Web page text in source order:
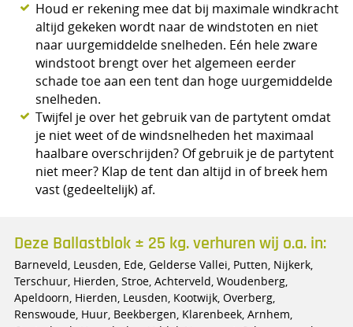
Houd er rekening mee dat bij maximale windkracht
altijd gekeken wordt naar de windstoten en niet
naar uurgemiddelde snelheden. Eén hele zware
windstoot brengt over het algemeen eerder
schade toe aan een tent dan hoge uurgemiddelde
snelheden.
Twijfel je over het gebruik van de partytent omdat
je niet weet of de windsnelheden het maximaal
haalbare overschrijden? Of gebruik je de partytent
niet meer? Klap de tent dan altijd in of breek hem
vast (gedeeltelijk) af.
Deze Ballastblok ± 25 kg. verhuren wij o.a. in:
Barneveld, Leusden, Ede, Gelderse Vallei, Putten, Nijkerk,
Terschuur, Hierden, Stroe, Achterveld, Woudenberg,
Apeldoorn, Hierden, Leusden, Kootwijk, Overberg,
Renswoude, Huur, Beekbergen, Klarenbeek, Arnhem,